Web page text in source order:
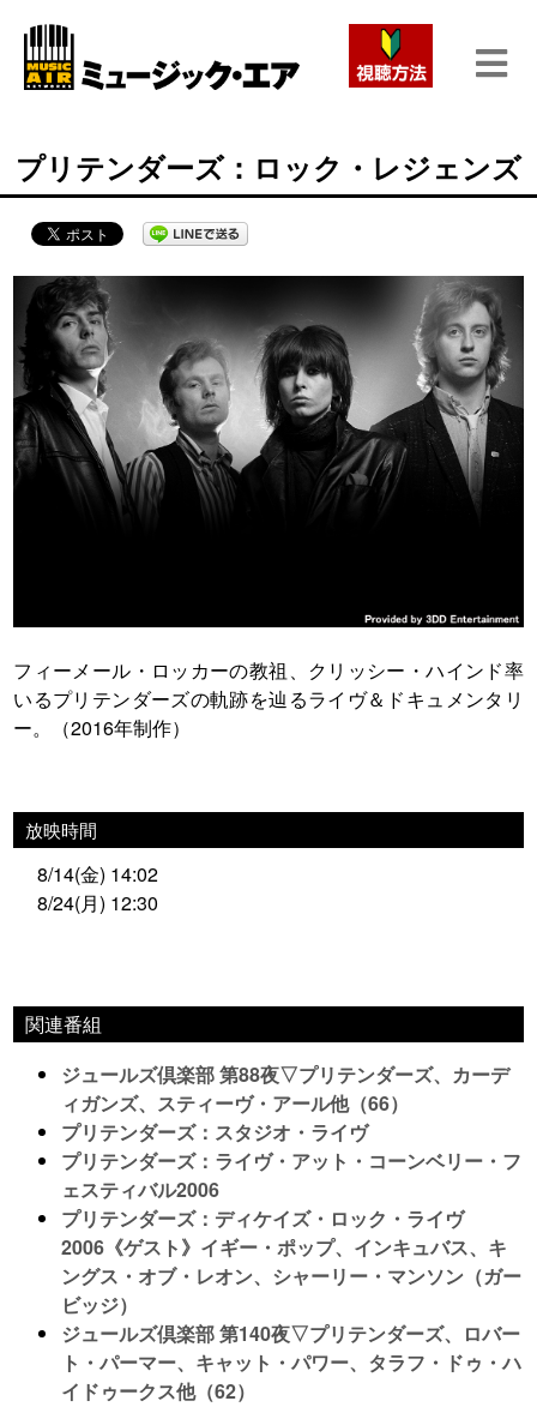
プリテンダーズ：ロック・レジェンズ
フィーメール・ロッカーの教祖、クリッシー・ハインド率
いるプリテンダーズの軌跡を辿るライヴ＆ドキュメンタリ
ー。（2016年制作）
放映時間
8/14(金) 14:02
8/24(月) 12:30
関連番組
ジュールズ倶楽部 第88夜▽プリテンダーズ、カーデ
ィガンズ、スティーヴ・アール他（66）
プリテンダーズ：スタジオ・ライヴ
プリテンダーズ：ライヴ・アット・コーンベリー・フ
ェスティバル2006
プリテンダーズ：ディケイズ・ロック・ライヴ
2006《ゲスト》イギー・ポップ、インキュバス、キ
ングス・オブ・レオン、シャーリー・マンソン（ガー
ビッジ）
ジュールズ倶楽部 第140夜▽プリテンダーズ、ロバー
ト・パーマー、キャット・パワー、タラフ・ドゥ・ハ
イドゥークス他（62）